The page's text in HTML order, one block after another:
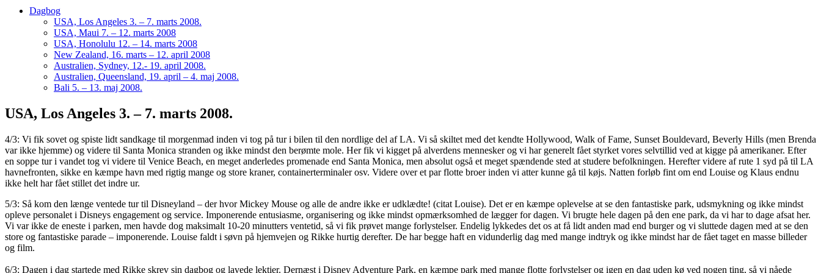
Dagbog
USA, Los Angeles 3. – 7. marts 2008.
USA, Maui 7. – 12. marts 2008
USA, Honolulu 12. – 14. marts 2008
New Zealand, 16. marts – 12. april 2008
Australien, Sydney, 12.- 19. april 2008.
Australien, Queensland, 19. april – 4. maj 2008.
Bali 5. – 13. maj 2008.
USA, Los Angeles 3. – 7. marts 2008.
4/3: Vi fik sovet og spiste lidt sandkage til morgenmad inden vi tog på tur i bilen til den nordlige del af LA. Vi så skiltet med det kendte Hollywood, Walk of Fame, Sunset Bouldevard, Beverly Hills (men Brenda
var ikke hjemme) og videre til Santa Monica stranden og ikke mindst den berømte mole. Her fik vi kigget på alverdens mennesker og vi har generelt fået styrket vores selvtillid ved at kigge på amerikaner. Efter
en soppe tur i vandet tog vi videre til Venice Beach, en meget anderledes promenade end Santa Monica, men absolut også et meget spændende sted at studere befolkningen. Herefter videre af rute 1 syd på til LA
havnefronten, sikke en kæmpe havn med rigtig mange og store kraner, containerterminaler osv. Videre over et par flotte broer inden vi atter kunne gå til køjs. Natten forløb fint om end Louise og Klaus endnu
ikke helt har fået stillet det indre ur.
5/3: Så kom den længe ventede tur til Disneyland – der hvor Mickey Mouse og alle de andre ikke er udklædte! (citat Louise). Det er en kæmpe oplevelse at se den fantastiske park, udsmykning og ikke mindst
opleve personalet i Disneys engagement og service. Imponerende entusiasme, organisering og ikke mindst opmærksomhed de lægger for dagen. Vi brugte hele dagen på den ene park, da vi har to dage afsat her.
Vi var ikke de eneste i parken, men havde dog maksimalt 10-20 minutters ventetid, så vi fik prøvet mange forlystelser. Endelig lykkedes det os at få lidt anden mad end burger og vi sluttede dagen med at se den
store og fantastiske parade – imponerende. Louise faldt i søvn på hjemvejen og Rikke hurtig derefter. De har begge haft en vidunderlig dag med mange indtryk og ikke mindst har de fået taget en masse billeder
og film.
6/3: Dagen i dag startede med Rikke skrev sin dagbog og lavede lektier. Dernæst i Disney Adventure Park, en kæmpe park med mange flotte forlystelser og igen en dag uden kø ved nogen ting, så vi nåede